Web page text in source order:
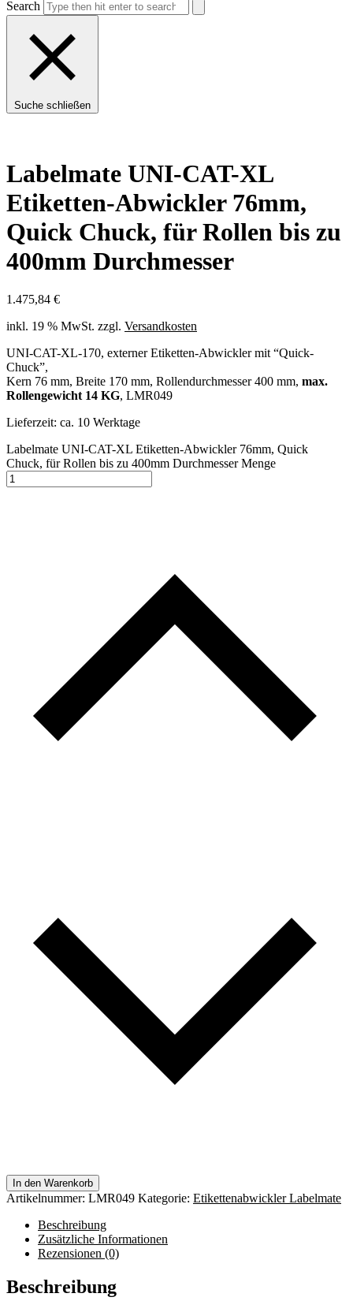
Search
Suche schließen
Labelmate UNI-CAT-XL
Etiketten-Abwickler 76mm,
Quick Chuck, für Rollen bis zu
400mm Durchmesser
1.475,84 €
inkl. 19 % MwSt. zzgl. Versandkosten
UNI-CAT-XL-170, externer Etiketten-Abwickler mit “Quick-
Chuck”,
Kern 76 mm, Breite 170 mm, Rollendurchmesser 400 mm, max.
Rollengewicht 14 KG, LMR049
Lieferzeit: ca. 10 Werktage
Labelmate UNI-CAT-XL Etiketten-Abwickler 76mm, Quick
Chuck, für Rollen bis zu 400mm Durchmesser Menge
In den Warenkorb
Artikelnummer: LMR049 Kategorie: Etikettenabwickler Labelmate
Beschreibung
Zusätzliche Informationen
Rezensionen (0)
Beschreibung